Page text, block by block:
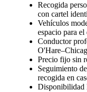
Recogida
con cartel
Vehículos
espacio para el
Conductor
Precio fijo sin
Seguimiento
recogida en
Disponibilidad